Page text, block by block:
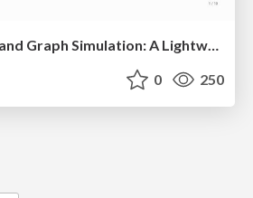
0 250